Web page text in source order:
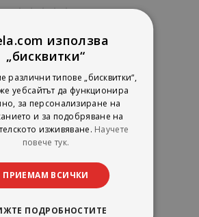
рейтинг:
4,99 лв.използва
„бисквитки“
различни типове „бисквитки“,
уебсайтът да функционира
за персонализиране на
и за подобряване на
изживяване. Научете
повече тук.
ПРИЕМАМ ВСИЧКИ
ПОДРОБНОСТИТЕ